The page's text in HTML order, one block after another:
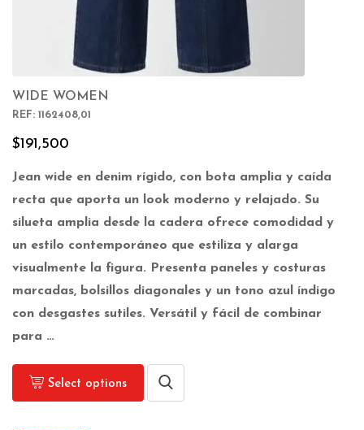
WIDE WOMEN
REF: 1162408,01
$191,500
Jean wide en denim rígido, con bota amplia y caída
recta que aporta un look moderno y relajado. Su
silueta amplia desde la cadera ofrece comodidad y
un estilo contemporáneo que estiliza y alarga
visualmente la figura. Presenta paneles y costuras
marcadas, bolsillos diagonales y un tono azul índigo
con desgastes sutiles. Versátil y fácil de combinar
para …
Select options